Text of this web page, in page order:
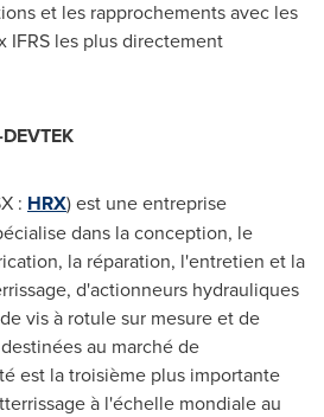
et les rapprochements avec les
IFRS les plus directement
: HRX) est une entreprise
dans la conception, le
la réparation, l'entretien et la
d'actionneurs hydrauliques
vis à rotule sur mesure et de
au marché de
est la troisième plus importante
à l'échelle mondiale au